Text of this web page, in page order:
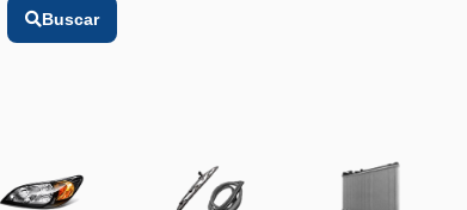
Buscar